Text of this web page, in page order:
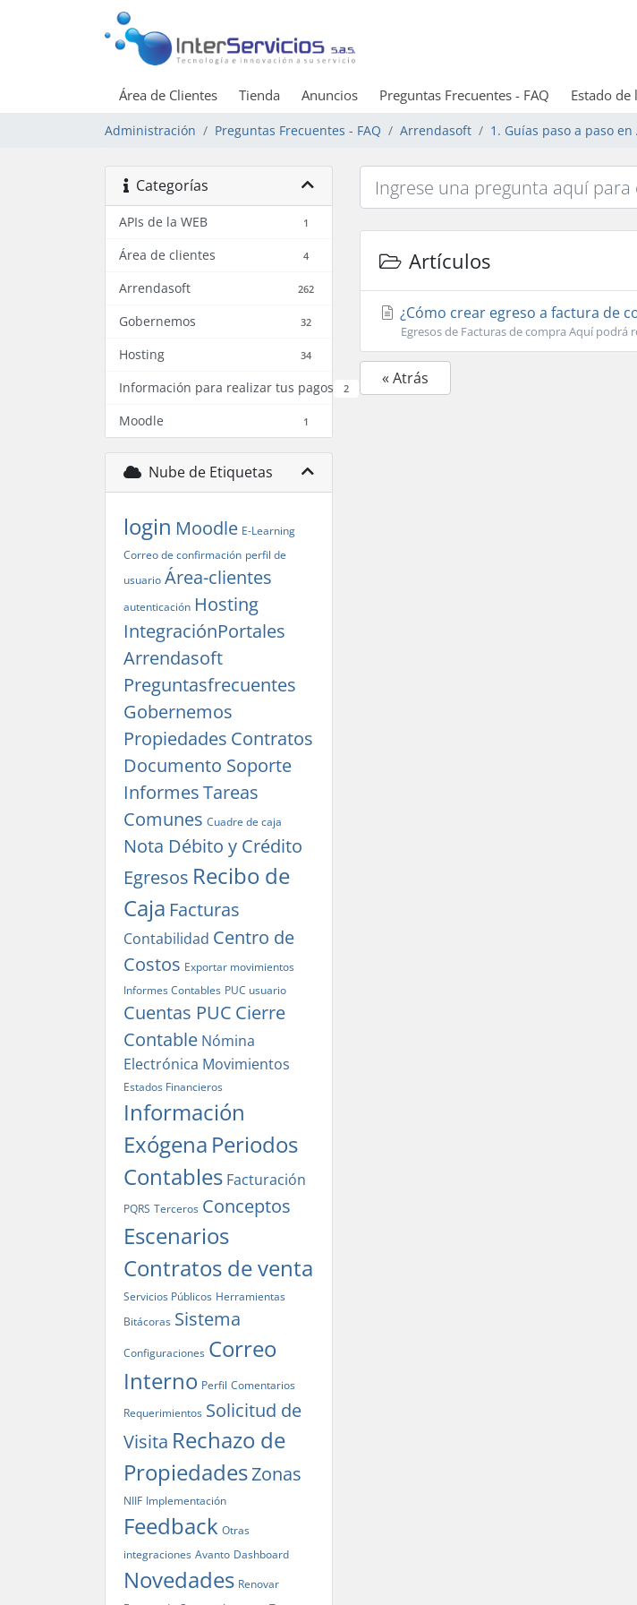
Área de Clientes Tienda Anuncios Preguntas Frecuentes - FAQ Estado de
Administración Preguntas Frecuentes - FAQ Arrendasoft 1. Guías paso a paso
Categorías
APIs de la WEB 1
Área de clientes 4
Arrendasoft 262
Gobernemos 32
Hosting 34
Información para realizar tus pagos 2
Moodle 1
Nube de Etiquetas
login Moodle E-Learning
Correo de confirmación perfil de
usuario Área-clientes
autenticación Hosting
IntegraciónPortales
Arrendasoft
Preguntasfrecuentes
Gobernemos
Propiedades Contratos
Documento Soporte
InformesTareas
Comunes Cuadre de caja
Nota Débito y Crédito
Egresos Recibo de
Caja Facturas
Contabilidad Centro de
Costos Exportar movimientos
Informes Contables PUC usuario
Cuentas PUC Cierre
Contable Nómina
Electrónica Movimientos
Estados Financieros
Información
Exógena Periodos
Contables Facturación
PQRS Terceros Conceptos
Escenarios
Contratos de venta
Servicios Públicos Herramientas
Bitácoras Sistema
Configuraciones Correo
Interno Perfil Comentarios
Requerimientos Solicitud de
Visita Rechazo de
PropiedadesZonas
NIIF Implementación
Feedback Otras
integraciones Avanto Dashboard
Novedades Renovar
Artículos
¿Cómo crear egreso a factura de
Egresos de Facturas de compra Aquí podrá
« Atrás